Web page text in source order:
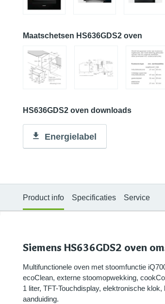
Maatschetsen HS636GDS2 oven
HS636GDS2 oven downloads
Energielabel
Product info Specificaties Service
Siemens HS636GDS2 oven
Multifunctionele oven met stoomfunctie
ecoClean, externe stoomopwekking,
1 liter, TFT-Touchdisplay, elektronische
aanduiding.